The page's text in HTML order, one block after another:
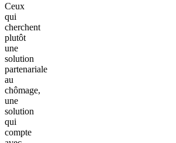
Ceux
qui
cherchent
plutôt
une
solution
partenariale
au
chômage,
une
solution
qui
compte